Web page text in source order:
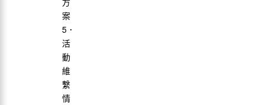
案
5．
活
動
維
繫
情